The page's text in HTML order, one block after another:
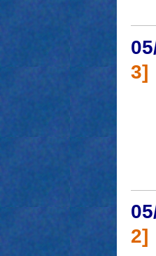
3]
2]